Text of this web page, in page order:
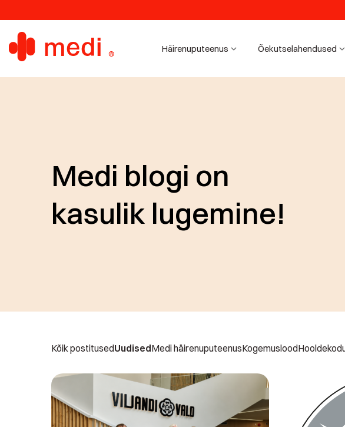
Häirenuputeenus Õekutselahendused
Medi blogi on
kasulik lugemine!
Kõik postitusedUudisedMedi häirenuputeenusKogemuslood